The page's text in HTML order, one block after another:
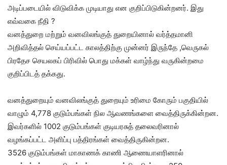
அடிப்படையில் விடுவிக்க முடியாது என குறிப்பிடுகின்றனர். இது
எவ்வகை நீதி ?
வனத்துறை மற்றும் வனவிலங்குத் துறையினால் வர்த்தமானி
அறிவித்தல் செய்யப்பட்ட காலத்திற்கு முன்னர் இருந்தே ,வெருகல்
பிரதேச செயலகப் பிரிவில் பொது மக்கள் வாழ்ந்து வருகின்றமை
குறிப்பிடத் தக்கது.
வனத்துறையும் வனவிலங்குத் துறையும் உரிமை கோரும் பகுதியில்
வாழும் 4,778 குடும்பங்கள் நில ஆவணங்களை வைத்திருக்கின்றன.
இவர்களில் 1002 குடும்பங்கள் குடியரசுத் தலைவரினால்
வழங்கப்பட்ட அளிப்பு பத்திரங்கள் வைத்திருகின்றன.
3526 குடும்பங்கள் மாகாணக் காணி ஆணையாளரினால்